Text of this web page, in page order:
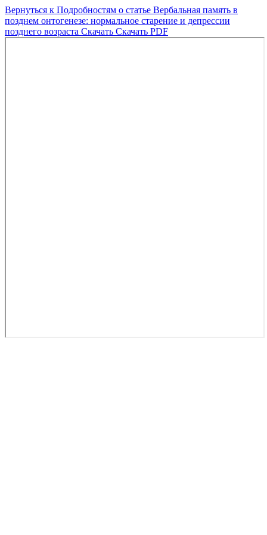
Вернуться к Подробностям о статье Вербальная память в
позднем онтогенезе: нормальное старение и депрессии
позднего возраста Скачать Скачать PDF